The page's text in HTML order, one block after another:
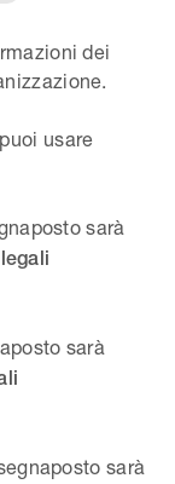
dei
usare
sarà
sarà
sarà